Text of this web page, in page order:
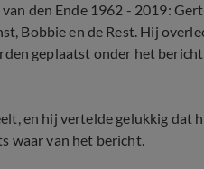
den Ende 1962 - 2019:
Bobbie en de Rest. Hij
geplaatst onder het
en hij vertelde gelukkig dat
waar van het bericht.